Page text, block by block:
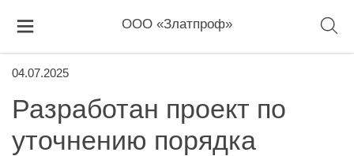
ООО «Златпроф»
04.07.2025
Разработан проект по
уточнению порядка